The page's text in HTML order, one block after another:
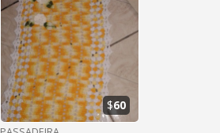
$60